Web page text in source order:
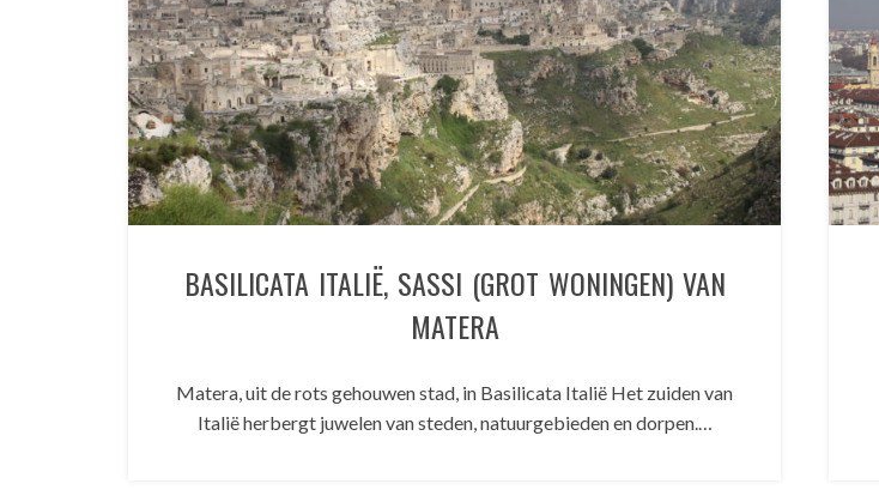
BASILICATA ITALIË, SASSI (GROT WONINGEN) VAN
MATERA
Matera, uit de rots gehouwen stad, in Basilicata Italië Het zuiden van
Italië herbergt juwelen van steden, natuurgebieden en dorpen.…